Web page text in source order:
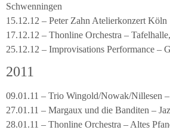
Schwenningen
15.12.12 – Peter Zahn Atelierkonzert Köln
17.12.12 – Thonline Orchestra –
25.12.12 – Improvisations Performance –
2011
09.01.11 – Trio Wingold/Nowak/Nillesen
27.01.11 – Margaux und die Banditen –
28.01.11 – Thonline Orchestra – Altes